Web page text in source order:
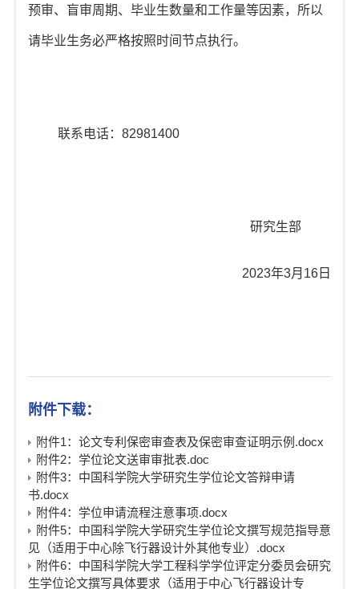
预审、盲审周期、毕业生数量和工作量等因素，所以
请毕业生务必严格按照时间节点执行。
联系电话：82981400
研究生部
2023年3月 16 日
附件下载：
附件1：论文专利保密审查表及保密审查证明示例.docx
附件2：学位论文送审审批表.doc
附件3：中国科学院大学研究生学位论文答辩申请
书.docx
附件4：学位申请流程注意事项.docx
附件5：中国科学院大学研究生学位论文撰写规范指导意
见（适用于中心除飞行器设计外其他专业）.docx
附件6：中国科学院大学工程科学学位评定分委员会研究
生学位论文撰写具体要求（适用于中心飞行器设计专